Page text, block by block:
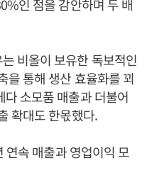
인 점을 감안하며 두 배
비올이 보유한 독보적인
을 통해 생산 효율화를 꾀
소모품 매출과 더불어
확대도 한몫했다.
연속 매출과 영업이익 모